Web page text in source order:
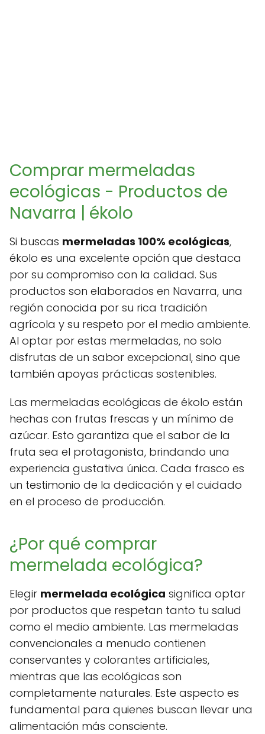
Comprar mermeladas
ecológicas - Productos de
Navarra | ékolo
Si buscas mermeladas 100% ecológicas,
ékolo es una excelente opción que destaca
por su compromiso con la calidad. Sus
productos son elaborados en Navarra, una
región conocida por su rica tradición
agrícola y su respeto por el medio ambiente.
Al optar por estas mermeladas, no solo
disfrutas de un sabor excepcional, sino que
también apoyas prácticas sostenibles.
Las mermeladas ecológicas de ékolo están
hechas con frutas frescas y un mínimo de
azúcar. Esto garantiza que el sabor de la
fruta sea el protagonista, brindando una
experiencia gustativa única. Cada frasco es
un testimonio de la dedicación y el cuidado
en el proceso de producción.
¿Por qué comprar
mermelada ecológica?
Elegir mermelada ecológica significa optar
por productos que respetan tanto tu salud
como el medio ambiente. Las mermeladas
convencionales a menudo contienen
conservantes y colorantes artificiales,
mientras que las ecológicas son
completamente naturales. Este aspecto es
fundamental para quienes buscan llevar una
alimentación más consciente.